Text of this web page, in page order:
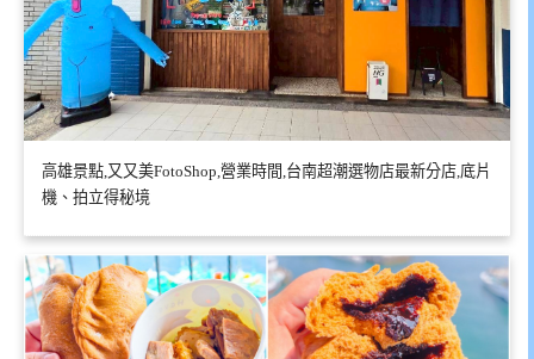
高雄景點,又又美FotoShop,營業時間,台南超潮選物店最新分店,底片
機、拍立得秘境